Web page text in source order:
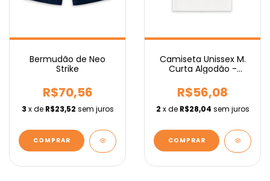
Bermudão de Neo
Strike
R$70,56
3 x de R$23,52 sem juros
COMPRAR
Camiseta Unissex M.
Curta Algodão -
R$56,08
2 x de R$28,04 sem juros
COMPRAR